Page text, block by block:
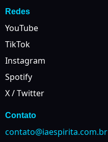
Redes
YouTube
TikTok
Instagram
Spotify
X / Twitter
Contato
contato@iaespirita.com.br